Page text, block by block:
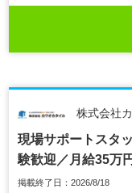
株式会社
現場サポートスタ
験歓迎／月給35万
掲載終了日：2026/8/18